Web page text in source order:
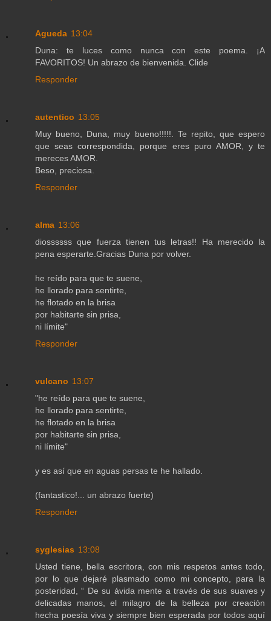
Agueda 13:04
Duna: te luces como nunca con este poema. ¡A
FAVORITOS! Un abrazo de bienvenida. Clide
Responder
autentico 13:05
Muy bueno, Duna, muy bueno!!!!!. Te repito, que espero
que seas correspondida, porque eres puro AMOR, y te
mereces AMOR.
Beso, preciosa.
Responder
alma 13:06
diossssss que fuerza tienen tus letras!! Ha merecido la
pena esperarte.Gracias Duna por volver.
he reído para que te suene,
he llorado para sentirte,
he flotado en la brisa
por habitarte sin prisa,
ni límite"
Responder
vulcano 13:07
"he reído para que te suene,
he llorado para sentirte,
he flotado en la brisa
por habitarte sin prisa,
ni límite"
y es así que en aguas persas te he hallado.
(fantastico!... un abrazo fuerte)
Responder
syglesias 13:08
Usted tiene, bella escritora, con mis respetos antes todo,
por lo que dejaré plasmado como mi concepto, para la
posteridad, “ De su ávida mente a través de sus suaves y
delicadas manos, el milagro de la belleza por creación
hecha poesía viva y siempre bien esperada por todos aquí